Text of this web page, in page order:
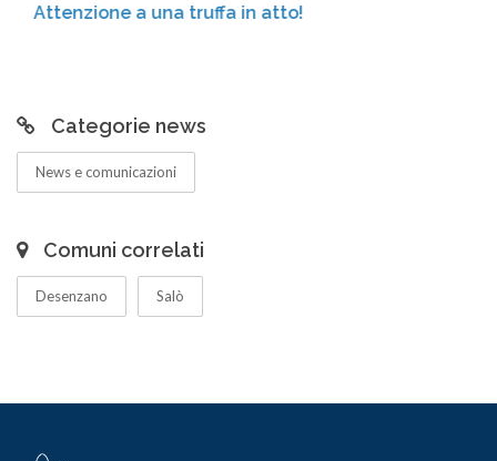
Attenzione a una truffa in atto!
Categorie news
News e comunicazioni
Comuni correlati
Desenzano Salò